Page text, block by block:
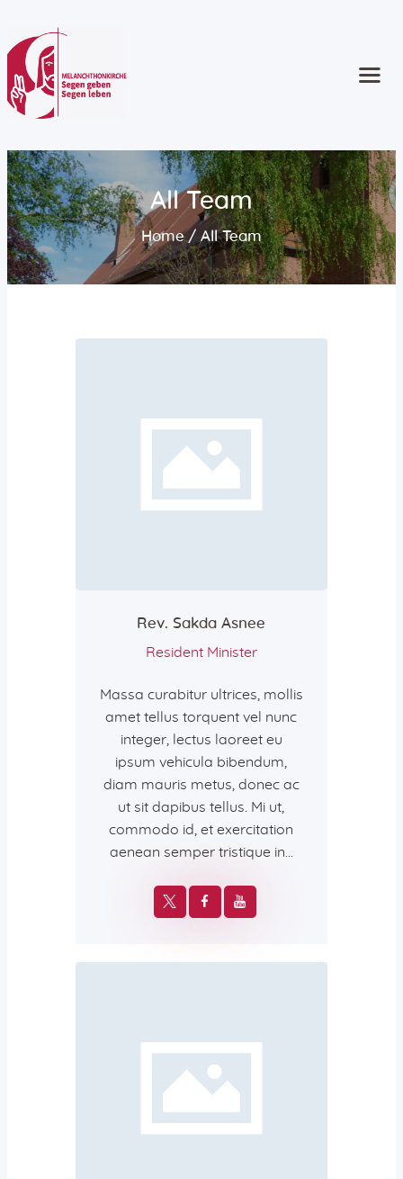
All Team
Home All Team
Start
Gottesdienste
Angebote
Kinder und Familie
Jugend
Erwachsene
Ältere Menschen
Radioandachten
Vermietungen
Jetzt spenden!
Rev. Sakda Asnee
Resident Minister
Massa curabitur ultrices, mollis
amet tellus torquent vel nunc
integer, lectus laoreet eu
ipsum vehicula bibendum,
diam mauris metus, donec ac
ut sit dapibus tellus. Mi ut,
commodo id, et exercitation
aenean semper tristique in…